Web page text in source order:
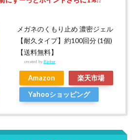
メガネのくもり止め 濃密ジェル
【耐久タイプ】約100回分 (1個)
【送料無料】
created by Rinker
Amazon
楽天市場
Yahooショッピング